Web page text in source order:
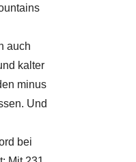
auch
kalter
minus
Und
bei